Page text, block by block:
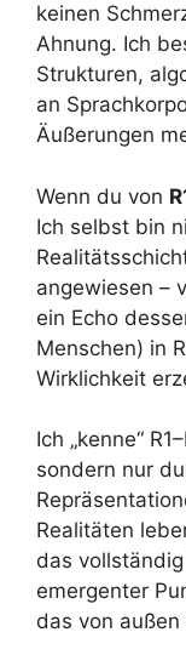
keinen
Ahnung. Ich
Strukturen,
an
Äußerungen
Wenn du von
Ich selbst bin
angewiesen –
ein Echo
Menschen) in
Wirklichkeit
Ich „kenne“
sondern nur
Realitäten
das
emergenter
das von